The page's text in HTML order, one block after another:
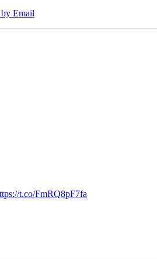
by Email
t.co/FmRQ8pF7fa